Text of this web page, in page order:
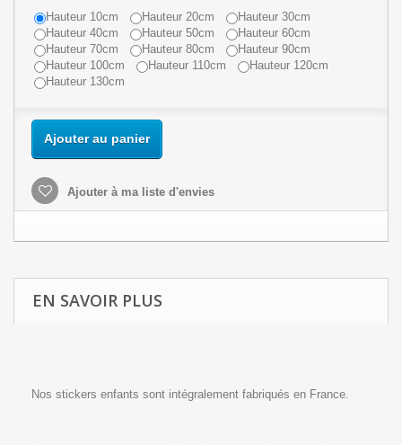
Hauteur 10cm
Hauteur 20cm
Hauteur 30cm
Hauteur 40cm
Hauteur 50cm
Hauteur 60cm
Hauteur 70cm
Hauteur 80cm
Hauteur 90cm
Hauteur 100cm
Hauteur 110cm
Hauteur 120cm
Hauteur 130cm
Ajouter au panier
Ajouter à ma liste d'envies
EN SAVOIR PLUS
Nos stickers enfants sont intégralement fabriqués en France.